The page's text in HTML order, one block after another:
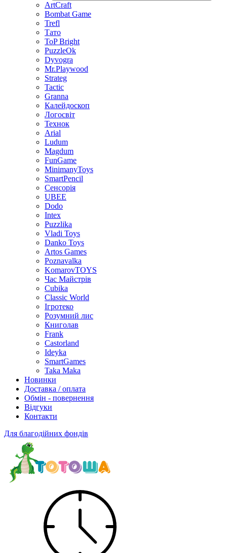
ArtCraft
Bombat Game
Trefl
Тато
ToP Bright
PuzzleOk
Dyvogra
Mr.Playwood
Strateg
Tactic
Granna
Калейдоскоп
Логосвіт
Технок
Arial
Ludum
Magdum
FunGame
MinimanyToys
SmartPencil
Сенсорія
UBEE
Dodo
Intex
Puzzlika
Vladi Toys
Danko Toys
Artos Games
Poznavalka
KomarovTOYS
Час Майстрів
Cubika
Classic World
Ігротеко
Розумний лис
Книголав
Frank
Castorland
Ideyka
SmartGames
Taka Maka
Новинки
Доставка / оплата
Обмін - повернення
Відгуки
Контакти
Для благодійних фондів